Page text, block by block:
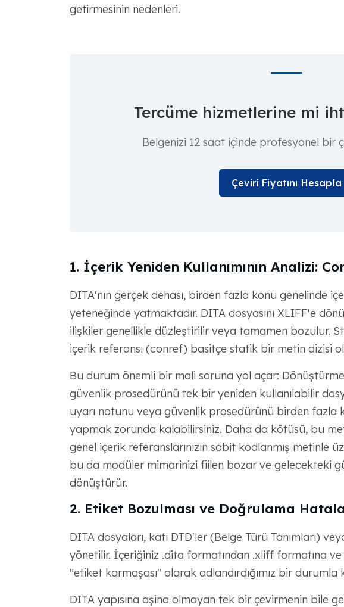
getirmesinin nedenleri.
Tercüme hizmetlerine mi
Belgenizi 12 saat içinde profesyonel bir
Çeviri Fiyatını Hesapla
1. İçerik Yeniden Kullanımının Analizi:
DITA'nın gerçek dehası, birden fazla konu genelinde
yeteneğinde yatmaktadır. DITA dosyasını XLIFF'e
ilişkiler genellikle düzleştirilir veya tamamen bozulur.
içerik referansı (conref) basitçe statik bir metin dizisi
Bu durum önemli bir mali soruna yol açar:
güvenlik prosedürünü tek bir yeniden kullanılabilir
uyarı notunu veya güvenlik prosedürünü birden fazla
yapmak zorunda kalabilirsiniz. Daha da kötüsü, bu
genel içerik referanslarınızın sabit kodlanmış metinle
bu da modüler mimarinizi fiilen bozar ve gelecekteki
dönüştürür.
2. Etiket Bozulması ve Doğrulama
DITA dosyaları, katı DTD'ler (Belge Türü Tanımları)
yönetilir. İçeriğiniz .dita formatından .xliff formatına
"etiket karmaşası" olarak adlandırdığımız bir durumla
DITA yapısına aşina olmayan tek bir çevirmenin bile